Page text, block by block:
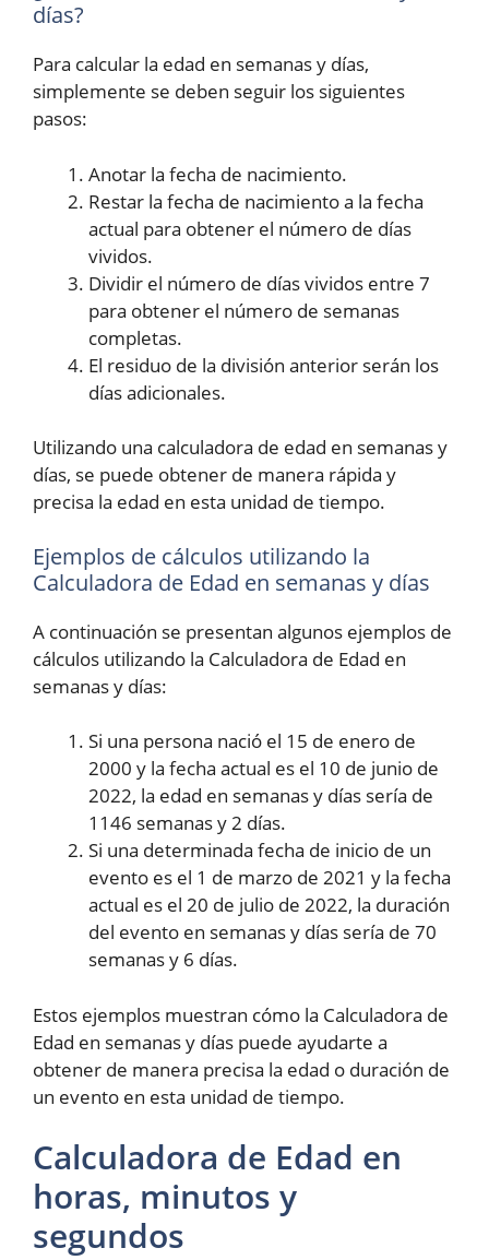
días?
Para calcular la edad en semanas y días,
simplemente se deben seguir los siguientes
pasos:
Anotar la fecha de nacimiento.
Restar la fecha de nacimiento a la fecha
actual para obtener el número de días
vividos.
Dividir el número de días vividos entre 7
para obtener el número de semanas
completas.
El residuo de la división anterior serán los
días adicionales.
Utilizando una calculadora de edad en semanas y
días, se puede obtener de manera rápida y
precisa la edad en esta unidad de tiempo.
Ejemplos de cálculos utilizando la
Calculadora de Edad en semanas y días
A continuación se presentan algunos ejemplos de
cálculos utilizando la Calculadora de Edad en
semanas y días:
Si una persona nació el 15 de enero de
2000 y la fecha actual es el 10 de junio de
2022, la edad en semanas y días sería de
1146 semanas y 2 días.
Si una determinada fecha de inicio de un
evento es el 1 de marzo de 2021 y la fecha
actual es el 20 de julio de 2022, la duración
del evento en semanas y días sería de 70
semanas y 6 días.
Estos ejemplos muestran cómo la Calculadora de
Edad en semanas y días puede ayudarte a
obtener de manera precisa la edad o duración de
un evento en esta unidad de tiempo.
Calculadora de Edad en
horas, minutos y
segundos